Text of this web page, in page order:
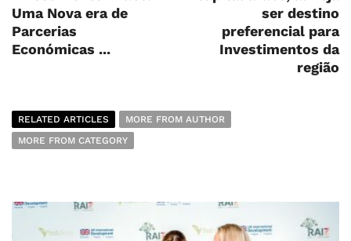
Uma Nova era de
Parcerias
Económicas ...
ser destino
preferencial para
Investimentos da
região
RELATED ARTICLES
MORE FROM AUTHOR
MORE FROM CATEGORY